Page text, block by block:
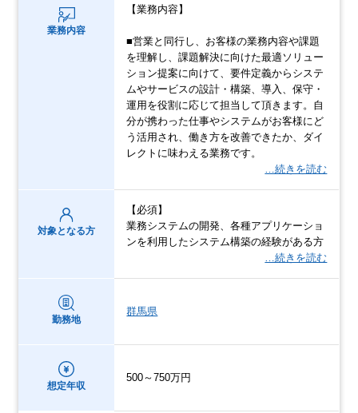
業務内容
【業務内容】
■営業と同行し、お客様の業務内容や課題
を理解し、課題解決に向けた最適ソリュー
ション提案に向けて、要件定義からシステ
ムやサービスの設計・構築、導入、保守・
運用を役割に応じて担当して頂きます。自
分が携わった仕事やシステムがお客様にど
う活用され、働き方を改善できたか、ダイ
レクトに味わえる業務です。
…続きを読む
対象となる方
【必須】
業務システムの開発、各種アプリケーショ
ンを利用したシステム構築の経験がある方
…続きを読む
勤務地
群馬県
想定年収
500～750万円